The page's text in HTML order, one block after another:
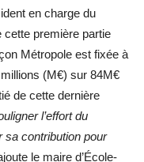
en charge du
cette première partie
Métropole est fixée à
(M€) sur 84M€
de cette dernière
l’effort du
sa contribution pour
le maire d’École-